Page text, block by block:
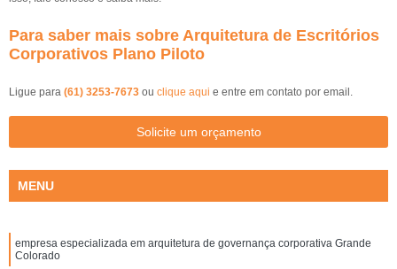
Para saber mais sobre Arquitetura de Escritórios
Corporativos Plano Piloto
Ligue para (61) 3253-7673 ou clique aqui e entre em contato por email.
Solicite um orçamento
MENU
empresa especializada em arquitetura de governança corporativa Grande
Colorado